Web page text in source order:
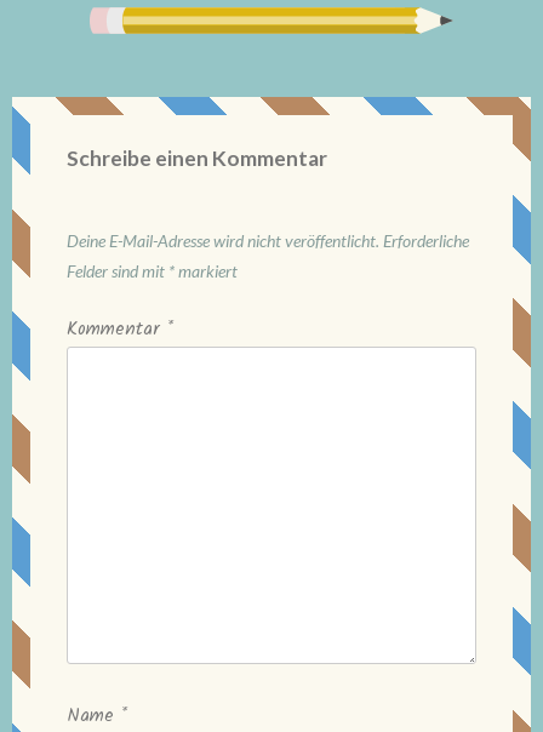
Schreibe einen Kommentar
Deine E-Mail-Adresse wird nicht veröffentlicht. Erforderliche
Felder sind mit *markiert
Kommentar *
Name *